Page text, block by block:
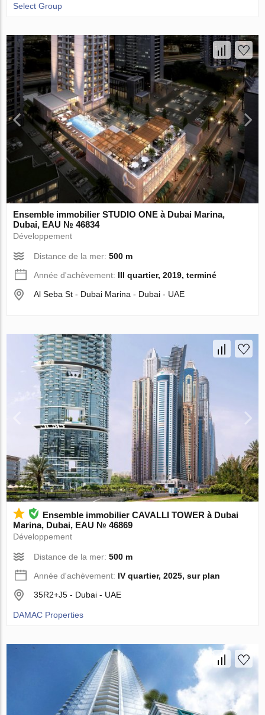
Select Group
Ensemble immobilier STUDIO ONE à Dubai Marina,
Dubai, EAU № 46834
Développement
Distance de la mer:500 m
Année d'achèvement: III quartier, 2019, terminé
Al Seba St - Dubai Marina - Dubai - UAE
Ensemble immobilier CAVALLI TOWER à Dubai
Marina, Dubai, EAU № 46869
Développement
Distance de la mer:500 m
Année d'achèvement: IV quartier, 2025, sur plan
35R2+J5 - Dubai - UAE
DAMAC Properties